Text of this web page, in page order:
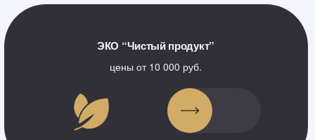
ЭКО “Чистый продукт”
цены от 10 000 руб.